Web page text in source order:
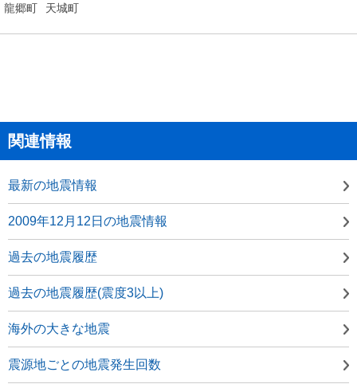
龍郷町 天城町
関連情報
最新の地震情報
2009年12月12日の地震情報
過去の地震履歴
過去の地震履歴(震度3以上)
海外の大きな地震
震源地ごとの地震発生回数